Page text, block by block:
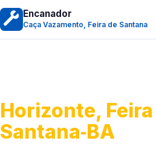
Encanador
Caça Vazamento, Feira de Santana
Horizonte, Feira
Santana‑BA